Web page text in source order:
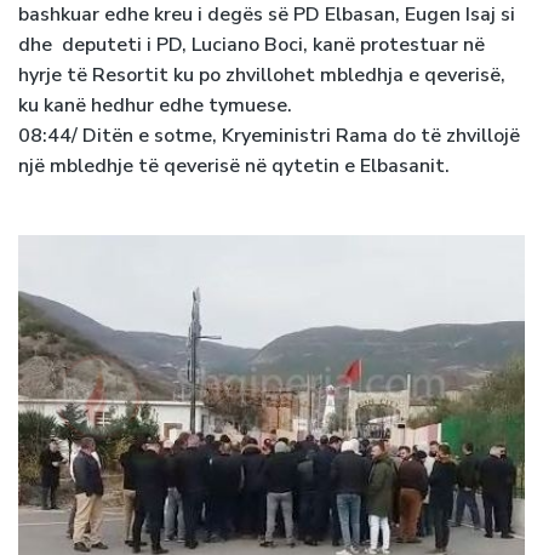
bashkuar edhe kreu i degës së PD Elbasan, Eugen Isaj si
dhe deputeti i PD, Luciano Boci, kanë protestuar në
hyrje të Resortit ku po zhvillohet mbledhja e qeverisë,
ku kanë hedhur edhe tymuese.
08:44/ Ditën e sotme, Kryeministri Rama do të zhvillojë
një mbledhje të qeverisë në qytetin e Elbasanit.